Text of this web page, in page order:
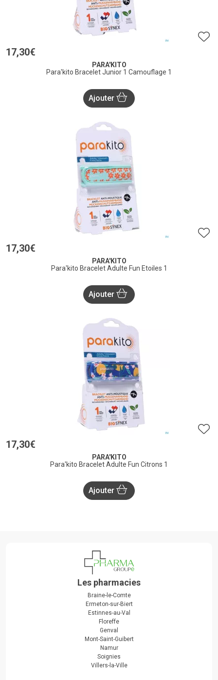
17,30€
PARA'KITO
Para'kito Bracelet Junior 1 Camouflage 1
Ajouter
17,30€
PARA'KITO
Para'kito Bracelet Adulte Fun Etoiles 1
Ajouter
17,30€
PARA'KITO
Para'kito Bracelet Adulte Fun Citrons 1
Ajouter
Les pharmacies
Braine-le-Comte
Ermeton-sur-Biert
Estinnes-au-Val
Floreffe
Genval
Mont-Saint-Guibert
Namur
Soignies
Villers-la-Ville